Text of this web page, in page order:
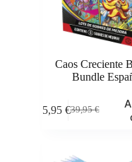
Caos Creciente
Bundle
39,95€
El
era:
35,95 €El
es: